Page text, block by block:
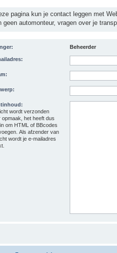
pagina kun je contact leggen met
geen automonteur, vragen over je
Beheerder
wordt verzonden
opmaak, het heeft dus
om HTML of BBcodes
Als afzender van
wordt je e-mailadres